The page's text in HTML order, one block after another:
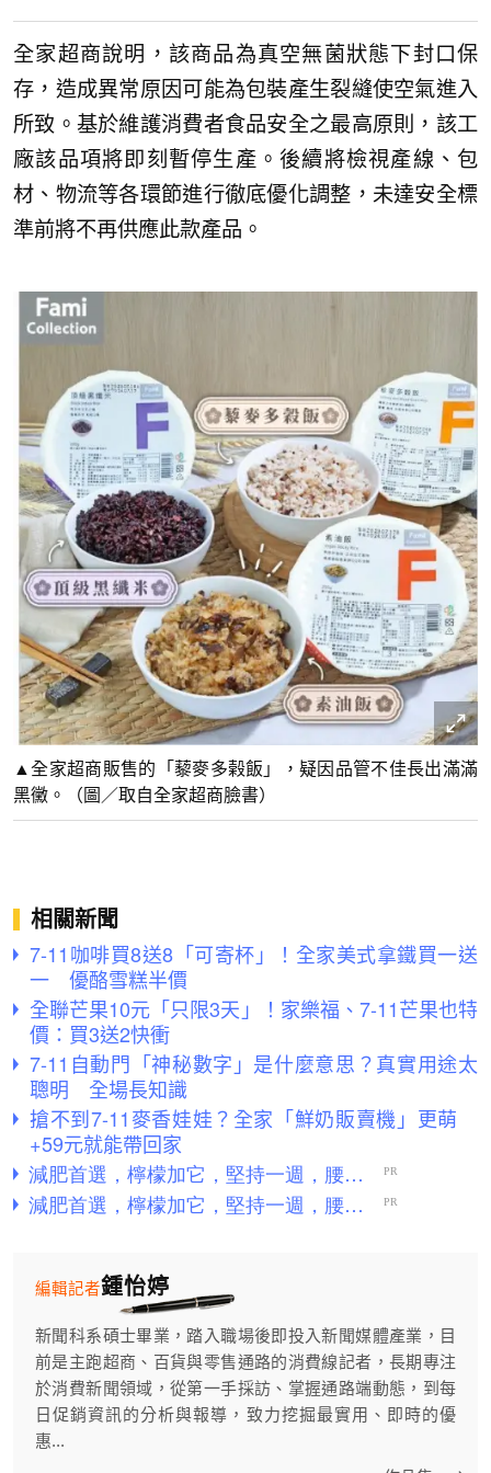
全家超商說明，該商品為真空無菌狀態下封口保
存，造成異常原因可能為包裝產生裂縫使空氣進入
所致。基於維護消費者食品安全之最高原則，該工
廠該品項將即刻暫停生產。後續將檢視產線、包
材、物流等各環節進行徹底優化調整，未達安全標
準前將不再供應此款產品。
▲全家超商販售的「藜麥多榖飯」，疑因品管不佳長出滿滿
黑黴。（圖／取自全家超商臉書）
相關新聞
7-11咖啡買8送8「可寄杯」！全家美式拿鐵買一送
一 優酪雪糕半價
全聯芒果10元「只限3天」！家樂福、7-11芒果也特
價：買3送2快衝
7-11自動門「神秘數字」是什麼意思？真實用途太
聰明 全場長知識
搶不到7-11麥香娃娃？全家「鮮奶販賣機」更萌
+59元就能帶回家
鍾怡婷
編輯記者
新聞科系碩士畢業，踏入職場後即投入新聞媒體產業，目
前是主跑超商、百貨與零售通路的消費線記者，長期專注
於消費新聞領域，從第一手採訪、掌握通路端動態，到每
日促銷資訊的分析與報導，致力挖掘最實用、即時的優
惠...